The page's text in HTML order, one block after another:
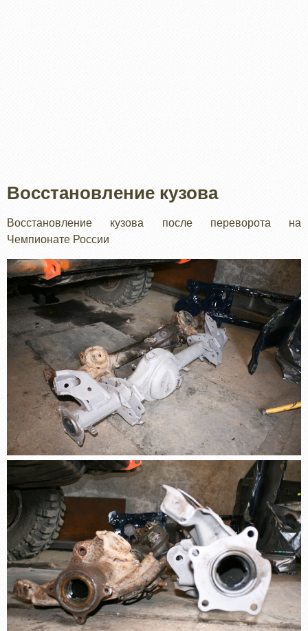
Восстановление кузова
Восстановление кузова после переворота на
Чемпионате России